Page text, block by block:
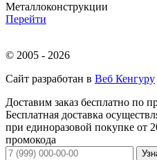
Металлоконструкции
Перейти
© 2005 - 2026
Сайт разработан в Веб Кенгуру
Доставим заказ бесплатно по
Бесплатная доставка
при единоразовой покупке от
промокода